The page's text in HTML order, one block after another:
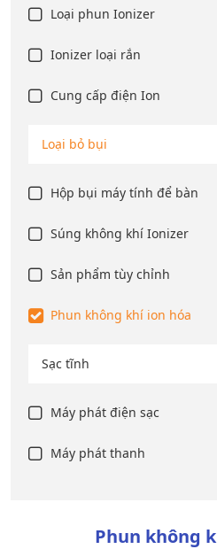
Loại phun Ionizer
Ionizer loại rắn
Cung cấp điện Ion
Loại bỏ bụi
Hộp bụi máy tính để bàn
Súng không khí Ionizer
Sản phẩm tùy chỉnh
Phun không khí ion hóa
Sạc tĩnh
Máy phát điện sạc
Máy phát thanh
Phun không